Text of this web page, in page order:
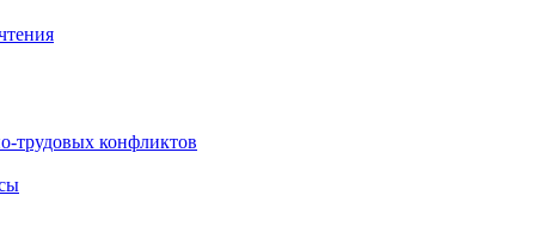
трудовых конфликтов